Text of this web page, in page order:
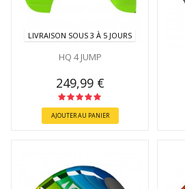
LIVRAISON SOUS 3 À 5 JOURS
HQ 4 JUMP
249,99 €
AJOUTER AU PANIER